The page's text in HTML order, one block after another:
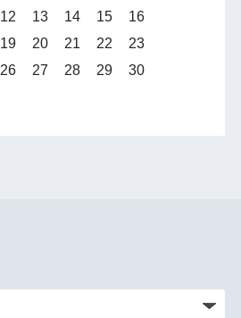
12 13 14 15
16
19 20 21 22
23
26 27 28 29
30